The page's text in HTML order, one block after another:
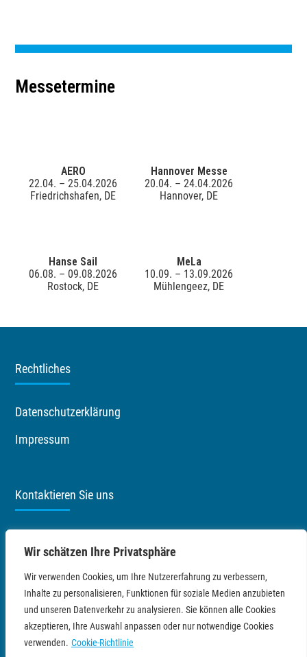
Wir schätzen Ihre Privatsphäre
Wir verwenden Cookies, um Ihre Nutzererfahrung zu verbessern,
Inhalte zu personalisieren, Funktionen für soziale Medien anzubieten
und unseren Datenverkehr zu analysieren. Sie können alle Cookies
akzeptieren, Ihre Auswahl anpassen oder nur notwendige Cookies
verwenden. Cookie-Richtlinie
Messetermine
AERO
22.04. – 25.04.2026
Friedrichshafen, DE
Hannover Messe
20.04. – 24.04.2026
Hannover, DE
Hanse Sail
06.08. – 09.08.2026
Rostock, DE
MeLa
10.09. – 13.09.2026
Mühlengeez, DE
Rechtliches
Datenschutzerklärung
Impressum
Kontaktieren Sie uns
+49 38 43 24 100
info@stieblich.de